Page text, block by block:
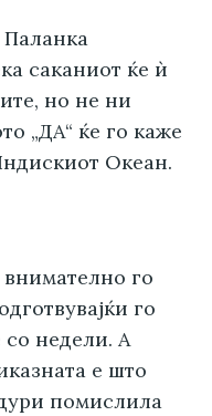
саканиот ќе ѝ
но не ни
„ДА“ ќе го каже
Океан.
го
го
недели. А
е што
помислила